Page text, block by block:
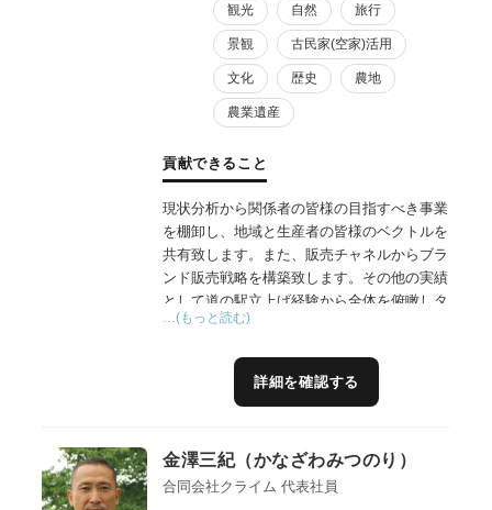
観光 自然 旅行
景観 古民家(空家)活用
文化 歴史 農地
農業遺産
貢献できること
現状分析から関係者の皆様の目指すべき事業
を棚卸し、地域と生産者の皆様のベクトルを
共有致します。また、販売チャネルからブラ
ンド販売戦略を構築致します。その他の実績
として道の駅立上げ経験から全体を俯瞰しタ
ーゲット、ポジショニング、コンセプト設計
げ、直売所支援、観光農園支援の実績がござ
自社ドメインとして広告事業を25年以上関わ
っており効果的なプロモーションと実店舗販
…(もっと読む)
詳細を確認する
金澤三紀（かなざわみつのり）
合同会社クライム 代表社員